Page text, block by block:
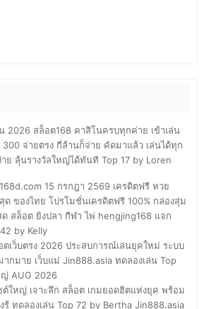
2026 สล็อต168 คาสิโนครบทุกค่าย เข้าเล่น
จ่ายตรง กี่ล้านก็จ่าย คัดมาแล้ว เล่นได้ทุก
ย ลุ้นรางวัลใหญ่ได้ทันที Top 17 by Loren
15 กรกฎา 2569 เครดิตฟรี หวย
ของไทย โปรโมชั่นเครดิตฟรี 100% กล่องสุ่ม
ด สล็อต ยิงปลา กีฬา ไพ่ hengjing168 แจก
by Kelly
ตเว็บตรง 2026 ประสบการณ์เล่นยุคใหม่ ระบบ
ากมาย เว็บแม่ Jin888.asia ทดลองเล่น Top
ญ่ AUG 2026
ต์ใหญ่ เจาะลึก สล็อต เกมยอดฮิตแห่งยุค พร้อม
รู้ ทดลองเล่น Top 72 by Bertha Jin888.asia